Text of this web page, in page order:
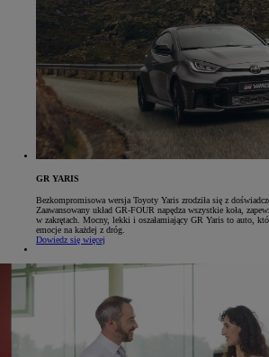
GR YARIS
Bezkompromisowa wersja Toyoty Yaris zrodziła się z
Zaawansowany układ GR-FOUR napędza wszystkie koła,
w zakrętach. Mocny, lekki i oszałamiający GR Yaris to auto,
emocje na każdej z dróg.
Dowiedz się więcej